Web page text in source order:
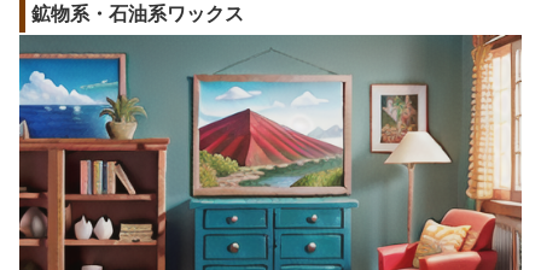
鉱物系・石油系ワックス